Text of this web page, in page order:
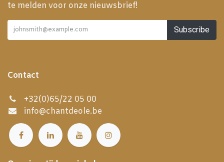
te melden voor onze nieuwsbrief!
Subscribe
Contact
+32(0)65/22 05 00
info@chantdeole.be